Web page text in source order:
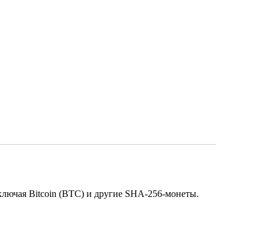
Bitcoin (BTC) и другие SHA-256-монеты.